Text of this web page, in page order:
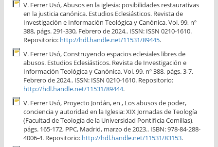
V. Ferrer Usó, Abusos en la iglesia: posibilidades restaurativas
en la justicia canónica. Estudios Eclesiásticos. Revista de
Investigación e Información Teológica y Canónica. Vol. 99, nº
388, págs. 291-330, Febrero de 2024.. ISSN: ISSN 0210-1610.
Repositorio: http://hdl.handle.net/11531/89445.
V. Ferrer Usó, Construyendo espacios eclesiales libres de
abusos. Estudios Eclesiásticos. Revista de Investigación e
Información Teológica y Canónica. Vol. 99, nº 388, págs. 3-7,
Febrero de 2024.. ISSN: ISSN 0210-1610. Repositorio:
http://hdl.handle.net/11531/89444.
V. Ferrer Usó, Proyecto Jordán, en , Los abusos de poder,
conciencia y autoridad en la Iglesia: XIX Jornadas de Teología
(Facultad de Teología de la Universidad Pontificia Comillas),
págs. 165-172, PPC, Madrid, marzo de 2023.. ISBN: 978-84-288-
4006-4. Repositorio: http://hdl.handle.net/11531/83153.